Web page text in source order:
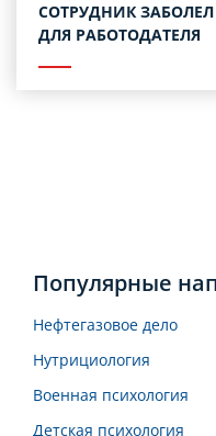
СОТРУДНИК
ДЛЯ РАБОТОДАТЕЛЯ
Популярные
Нефтегазовое дело
Нутрициология
Военная психология
Детская психология